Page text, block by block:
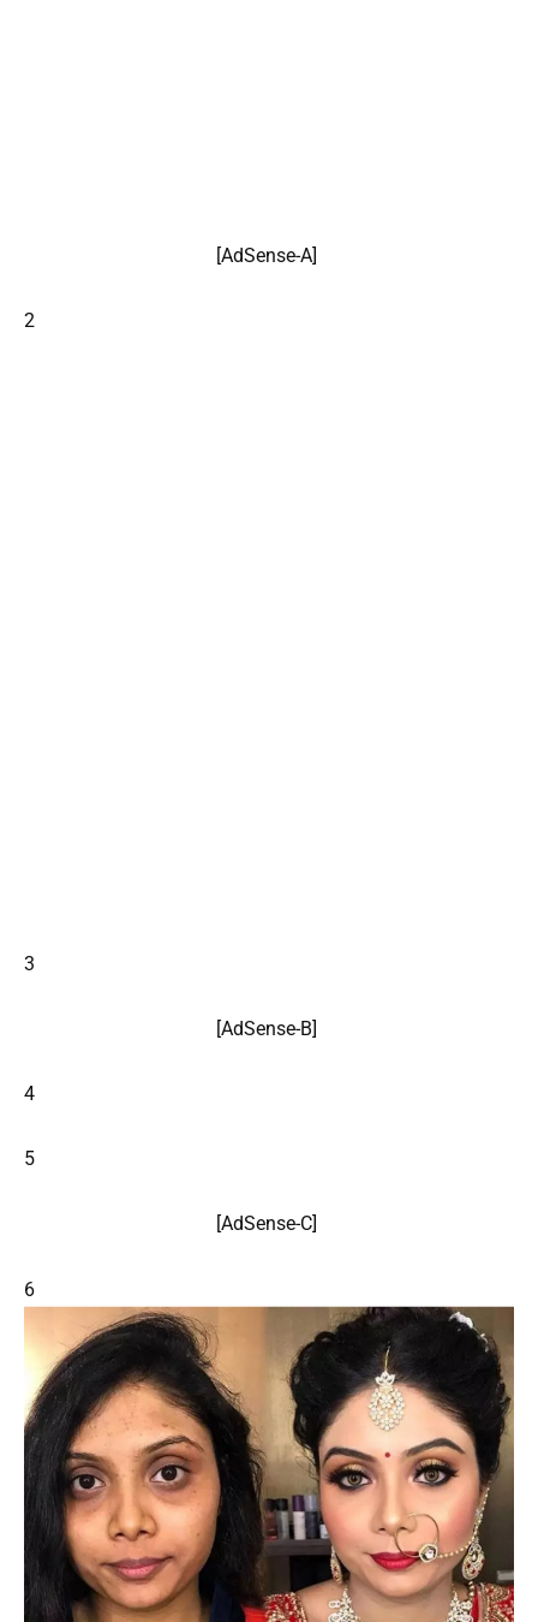
[AdSense-A]
2
3
[AdSense-B]
4
5
[AdSense-C]
6